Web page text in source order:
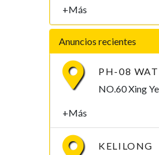
+Más
Anuncios recientes
+Más
KELILONG